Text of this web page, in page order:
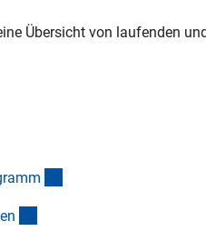
Übersicht von laufenden
m
n